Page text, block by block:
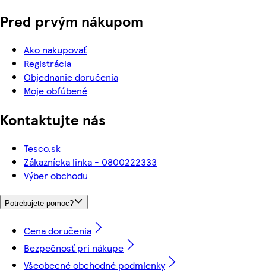
Pred prvým nákupom
Ako nakupovať
Registrácia
Objednanie doručenia
Moje obľúbené
Kontaktujte nás
Tesco.sk
Zákaznícka linka - 0800222333
Výber obchodu
Potrebujete pomoc?
Cena doručenia
Bezpečnosť pri nákupe
Všeobecné obchodné podmienky